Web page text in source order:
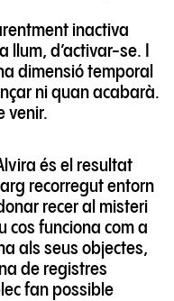
inactiva
d’activar-se. I
dimensió temporal
ni quan acabarà.
venir.
és el resultat
recorregut entorn
recer al misteri
cos funciona com a
als seus objectes,
de registres
fan possible